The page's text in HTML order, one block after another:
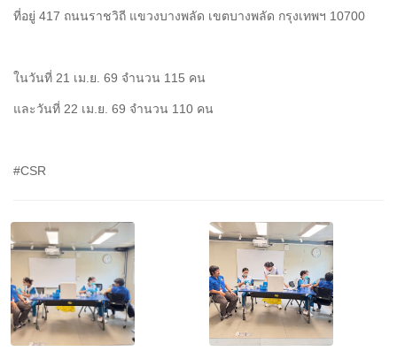
ที่อยู่ 417 ถนนราชวิถี แขวงบางพลัด เขตบางพลัด กรุงเทพฯ 10700
ในวันที่ 21 เม.ย. 69 จำนวน 115 คน
และวันที่ 22 เม.ย. 69 จำนวน 110 คน
#CSR